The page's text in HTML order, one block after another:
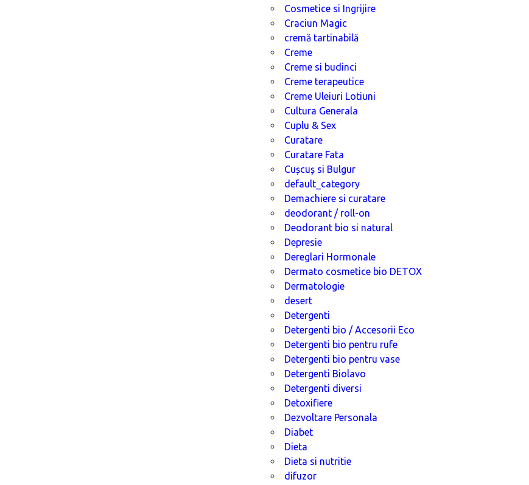
Cosmetice si Ingrijire
Craciun Magic
cremă tartinabilă
Creme
Creme si budinci
Creme terapeutice
Creme Uleiuri Lotiuni
Cultura Generala
Cuplu & Sex
Curatare
Curatare Fata
Cușcuș si Bulgur
default_category
Demachiere si curatare
deodorant / roll-on
Deodorant bio si natural
Depresie
Dereglari Hormonale
Dermato cosmetice bio DETOX
Dermatologie
desert
Detergenti
Detergenti bio / Accesorii Eco
Detergenti bio pentru rufe
Detergenti bio pentru vase
Detergenti Biolavo
Detergenti diversi
Detoxifiere
Dezvoltare Personala
Diabet
Dieta
Dieta si nutritie
difuzor